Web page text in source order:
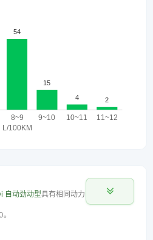
自动劲动型具有相同动力